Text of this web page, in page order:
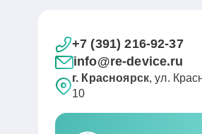
+7 (391) 216-92-37
info@re-device.ru
г. Красноярск, ул.
10